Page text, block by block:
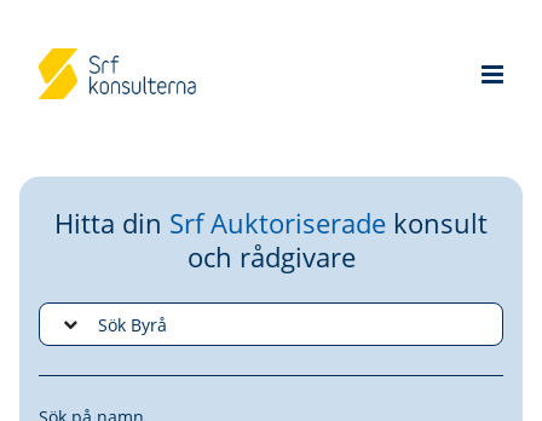
Hitta din Srf Auktoriserade konsult
och rådgivare